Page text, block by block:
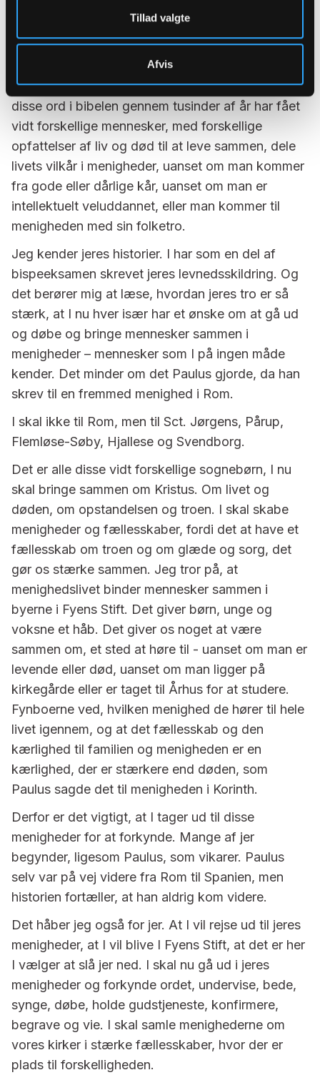
Tillad valgte
Afvis
del af samme død og opstandelse som Kristus, og
dermed sammen skal leve et nyt liv, hvor syndens
Det er stærke ord, og det viser dåbens styrke. At
disse ord i bibelen gennem tusinder af år har fået
vidt forskellige mennesker, med forskellige
opfattelser af liv og død til at leve sammen, dele
livets vilkår i menigheder, uanset om man kommer
fra gode eller dårlige kår, uanset om man er
intellektuelt veluddannet, eller man kommer til
menigheden med sin folketro.
Jeg kender jeres historier. I har som en del af
bispeeksamen skrevet jeres levnedsskildring. Og
det berører mig at læse, hvordan jeres tro er så
stærk, at I nu hver især har et ønske om at gå ud
og døbe og bringe mennesker sammen i
menigheder – mennesker som I på ingen måde
kender. Det minder om det Paulus gjorde, da han
skrev til en fremmed menighed i Rom.
I skal ikke til Rom, men til Sct. Jørgens, Pårup,
Flemløse-Søby, Hjallese og Svendborg.
Det er alle disse vidt forskellige sognebørn, I nu
skal bringe sammen om Kristus. Om livet og
døden, om opstandelsen og troen. I skal skabe
menigheder og fællesskaber, fordi det at have et
fællesskab om troen og om glæde og sorg, det
gør os stærke sammen. Jeg tror på, at
menighedslivet binder mennesker sammen i
byerne i Fyens Stift. Det giver børn, unge og
voksne et håb. Det giver os noget at være
sammen om, et sted at høre til - uanset om man er
levende eller død, uanset om man ligger på
kirkegårde eller er taget til Århus for at studere.
Fynboerne ved, hvilken menighed de hører til hele
livet igennem, og at det fællesskab og den
kærlighed til familien og menigheden er en
kærlighed, der er stærkere end døden, som
Paulus sagde det til menigheden i Korinth.
Derfor er det vigtigt, at I tager ud til disse
menigheder for at forkynde. Mange af jer
begynder, ligesom Paulus, som vikarer. Paulus
selv var på vej videre fra Rom til Spanien, men
historien fortæller, at han aldrig kom videre.
Det håber jeg også for jer. At I vil rejse ud til jeres
menigheder, at I vil blive I Fyens Stift, at det er her
I vælger at slå jer ned. I skal nu gå ud i jeres
menigheder og forkynde ordet, undervise, bede,
synge, døbe, holde gudstjeneste, konfirmere,
begrave og vie. I skal samle menighederne om
vores kirker i stærke fællesskaber, hvor der er
plads til forskelligheden.